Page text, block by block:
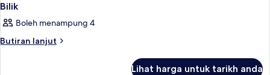
Bilik
Boleh menampung 4
Butiran lanjut
Butiran
Lihat harga untuk tarikh anda